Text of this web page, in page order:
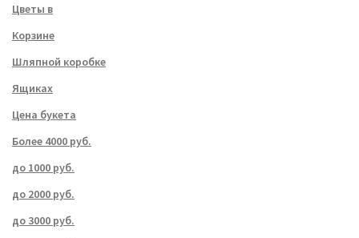
Цветы в
Корзине
Шляпной коробке
Ящиках
Цена букета
Более 4000 руб.
до 1000 руб.
до 2000 руб.
до 3000 руб.